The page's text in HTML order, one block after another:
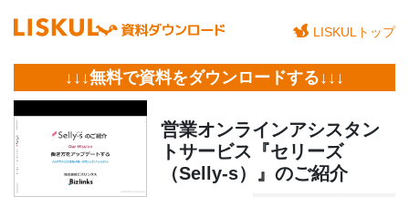
LISKULトップ
↓↓↓無料で資料をダウンロードする↓↓↓
営業オンラインアシスタン
トサービス『セリーズ
（Selly-s）』のご紹介